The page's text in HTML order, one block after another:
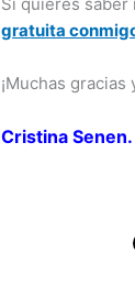
gratuita
¡Muchas
Cristina Senen.